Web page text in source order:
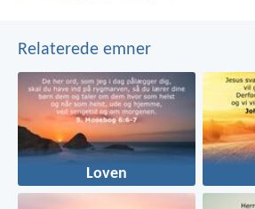
Relaterede emner
Loven